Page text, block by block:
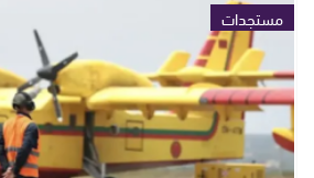
مستجدات